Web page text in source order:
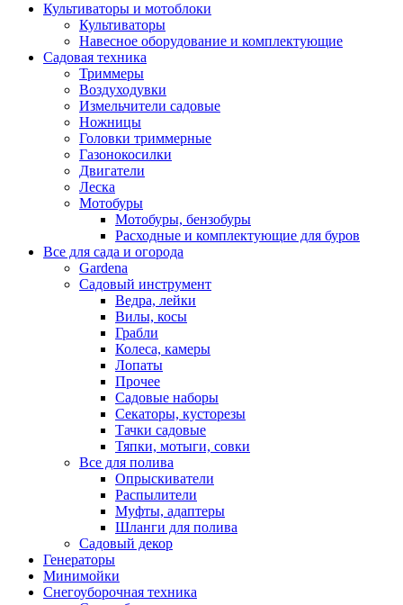
Культиваторы и мотоблоки
Культиваторы
Навесное оборудование и комплектующие
Садовая техника
Триммеры
Воздуходувки
Измельчители садовые
Ножницы
Головки триммерные
Газонокосилки
Двигатели
Леска
Мотобуры
Мотобуры, бензобуры
Расходные и комплектующие для буров
Все для сада и огорода
Gardena
Садовый инструмент
Ведра, лейки
Вилы, косы
Грабли
Колеса, камеры
Лопаты
Прочее
Садовые наборы
Секаторы, кусторезы
Тачки садовые
Тяпки, мотыги, совки
Все для полива
Опрыскиватели
Распылители
Муфты, адаптеры
Шланги для полива
Садовый декор
Генераторы
Минимойки
Снегоуборочная техника